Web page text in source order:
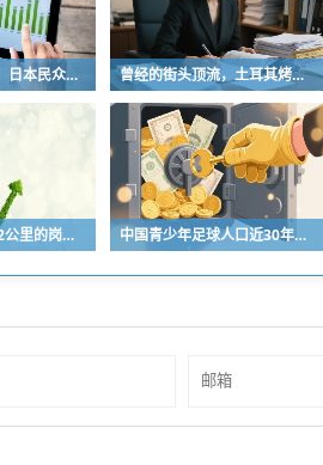
2.5万人围攻国会！日本民众怒了：让她下台！ 曾经的街头顶流，土耳其烤肉为什么消失了？
我曾经找了一个22公里的岗位，坚持了2个星期就坚持不下去了 中国青少年足球人口近30年是断崖式下降